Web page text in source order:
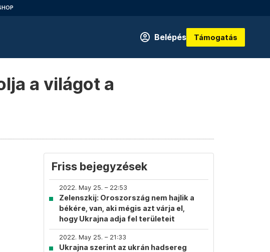
Belépés Támogatás
a világot a
Friss bejegyzések
2022. May 25. – 22:53
Zelenszkij: Oroszország nem hajlik a
békére, van, aki mégis azt várja el,
hogy Ukrajna adja fel területeit
2022. May 25. – 21:33
Ukrajna szerint az ukrán hadsereg